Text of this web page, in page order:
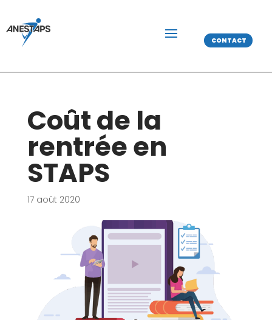
CONTACT
Coût de la
rentrée en
STAPS
17 août 2020